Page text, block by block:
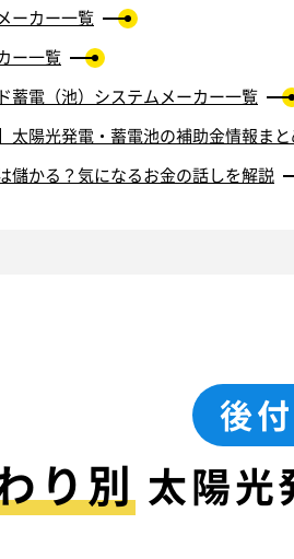
ーカー一覧
ー一覧
蓄電（池）システムメーカー一覧
太陽光発電・蓄電池の補助金情報ま
儲かる？気になるお金の話しを解説
後
り別太陽光